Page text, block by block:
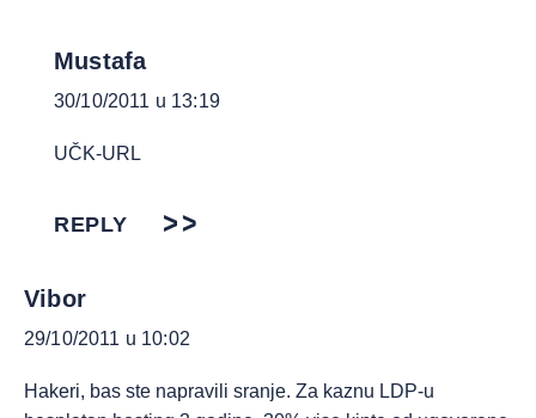
Mustafa
30/10/2011 u 13:19
UČK-URL
REPLY
Vibor
29/10/2011 u 10:02
Hakeri, bas ste napravili sranje. Za kaznu LDP-u